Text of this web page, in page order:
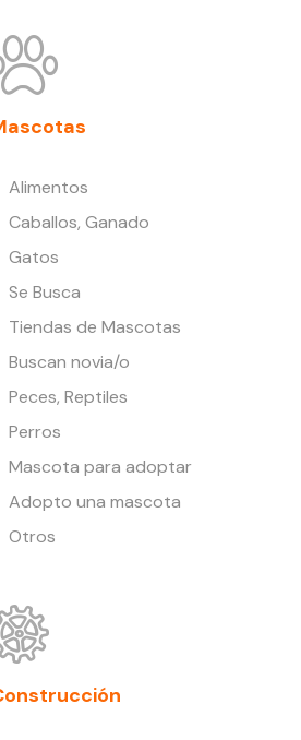
Alimentos
Caballos, Ganado
Gatos
Se Busca
Tiendas de Mascotas
Buscan novia/o
Peces, Reptiles
Perros
Mascota para adoptar
Adopto una mascota
Otros